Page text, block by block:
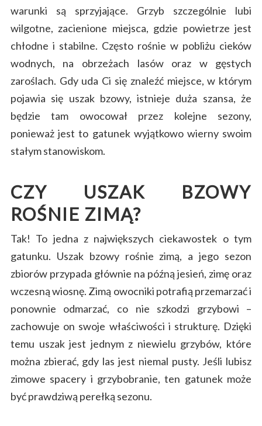
warunki są sprzyjające. Grzyb szczególnie lubi
wilgotne, zacienione miejsca, gdzie powietrze jest
chłodne i stabilne. Często rośnie w pobliżu cieków
wodnych, na obrzeżach lasów oraz w gęstych
zaroślach. Gdy uda Ci się znaleźć miejsce, w którym
pojawia się uszak bzowy, istnieje duża szansa, że
będzie tam owocował przez kolejne sezony,
ponieważ jest to gatunek wyjątkowo wierny swoim
stałym stanowiskom.
CZY USZAK BZOWY
ROŚNIE ZIMĄ?
Tak! To jedna z największych ciekawostek o tym
gatunku. Uszak bzowy rośnie zimą, a jego sezon
zbiorów przypada głównie na późną jesień, zimę oraz
wczesną wiosnę. Zimą owocniki potrafią przemarzać i
ponownie odmarzać, co nie szkodzi grzybowi –
zachowuje on swoje właściwości i strukturę. Dzięki
temu uszak jest jednym z niewielu grzybów, które
można zbierać, gdy las jest niemal pusty. Jeśli lubisz
zimowe spacery i grzybobranie, ten gatunek może
być prawdziwą perełką sezonu.